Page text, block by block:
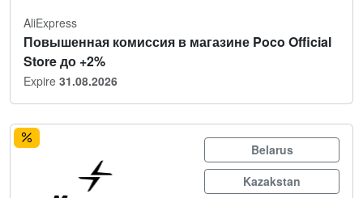
AliExpress
Повышенная комиссия в магазине Poco Official
Store до +2%
Expire 31.08.2026
Belarus
Kazakstan